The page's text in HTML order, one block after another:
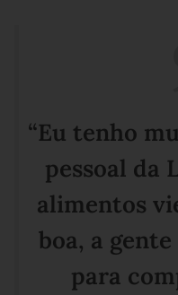
“Eu tenho
pessoal da
alimentos
boa, a
para